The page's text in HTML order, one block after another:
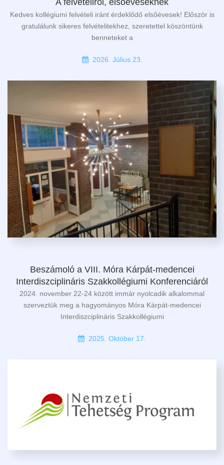
A felvételiről, elsőéveseknek
Kedves kollégiumi felvételi iránt érdeklődő elsőévesek! Először is
gratulálunk sikeres felvételitekhez, szeretettel köszöntünk
benneteket a
2026. Július 23.
Beszámoló a VIII. Móra Kárpát-medencei
Interdiszciplináris Szakkollégiumi Konferenciáról
2024. november 22-24 között immár nyolcadik alkalommal
szerveztük meg a hagyományos Móra Kárpát-medencei
Interdiszciplináris Szakkollégiumi
2025. Október 17.